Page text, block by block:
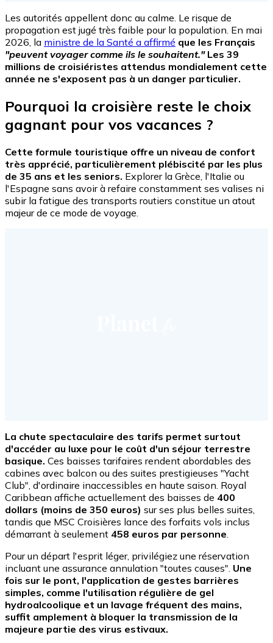
Les autorités appellent donc au calme. Le risque de
propagation est jugé très faible pour la population. En mai
2026, la ministre de la Santé a affirmé que les Français
"peuvent voyager comme ils le souhaitent."Les 39
millions de croisiéristes attendus mondialement cette
année ne s'exposent pas à un danger particulier.
Pourquoi la croisière reste le choix
gagnant pour vos vacances ?
Cette formule touristique offre un niveau de confort
très apprécié, particulièrement plébiscité par les plus
de 35 ans et les seniors. Explorer la Grèce, l'Italie ou
l'Espagne sans avoir à refaire constamment ses valises ni
subir la fatigue des transports routiers constitue un atout
majeur de ce mode de voyage.
La chute spectaculaire des tarifs permet surtout
d'accéder au luxe pour le coût d'un séjour terrestre
basique. Ces baisses tarifaires rendent abordables des
cabines avec balcon ou des suites prestigieuses "Yacht
Club", d'ordinaire inaccessibles en haute saison. Royal
Caribbean affiche actuellement des baisses de 400
dollars (moins de 350 euros) sur ses plus belles suites,
tandis que MSC Croisières lance des forfaits vols inclus
démarrant à seulement 458 euros par personne.
Pour un départ l'esprit léger, privilégiez une réservation
incluant une assurance annulation "toutes causes". Une
fois sur le pont, l'application de gestes barrières
simples, comme l'utilisation régulière de gel
hydroalcoolique et un lavage fréquent des mains,
suffit amplement à bloquer la transmission de la
majeure partie des virus estivaux.